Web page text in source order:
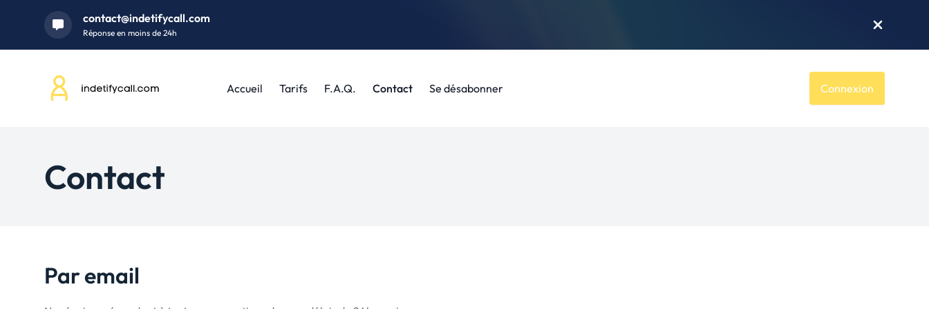
contact@indetifycall.com
Réponse en moins de 24h
Accueil Tarifs F.A.Q. Contact Se désabonner Connexion
Contact
Par email